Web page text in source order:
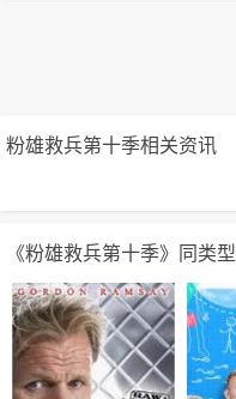
粉雄救兵第十季相关资讯
《粉雄救兵第十季》同类型